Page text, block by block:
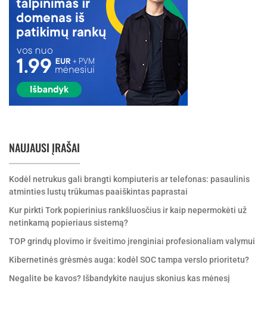
NAUJAUSI ĮRAŠAI
Kodėl netrukus gali brangti kompiuteris ar telefonas: pasaulinis
atminties lustų trūkumas paaiškintas paprastai
Kur pirkti Tork popierinius rankšluosčius ir kaip nepermokėti už
netinkamą popieriaus sistemą?
TOP grindų plovimo ir šveitimo įrenginiai profesionaliam valymui
Kibernetinės grėsmės auga: kodėl SOC tampa verslo prioritetu?
Negalite be kavos? Išbandykite naujus skonius kas mėnesį